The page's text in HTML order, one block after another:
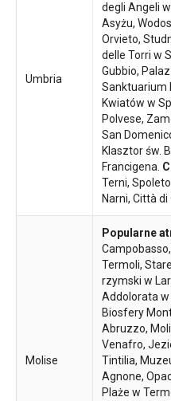
Umbria
degli Angeli
Asyżu,
Orvieto,
delle Torri w
Gubbio,
Sanktuarium
Kwiatów w
Polvese,
San
Klasztor św.
Francigena.
Terni,
Narni, Città di
Molise
Popularne
Termoli,
rzymski w
Addolorata
Biosfery
Abruzzo,
Venafro,
Tintilia,
Agnone,
Plaże w